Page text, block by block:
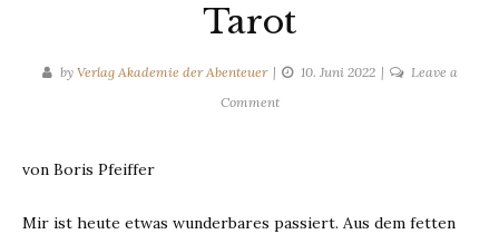
Tarot
by Verlag Akademie der Abenteuer 10. Juni 2022
Leave a
Commenton
von Boris Pfeiffer
Mir ist heute etwas wunderbares passiert. Aus dem fetten